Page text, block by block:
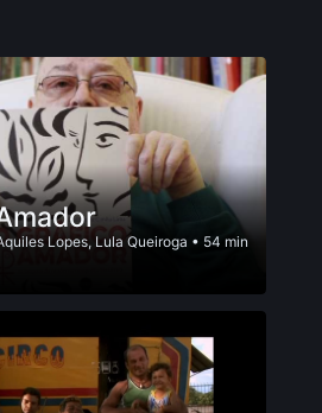
Lopes, Lula Queiroga • 54 min